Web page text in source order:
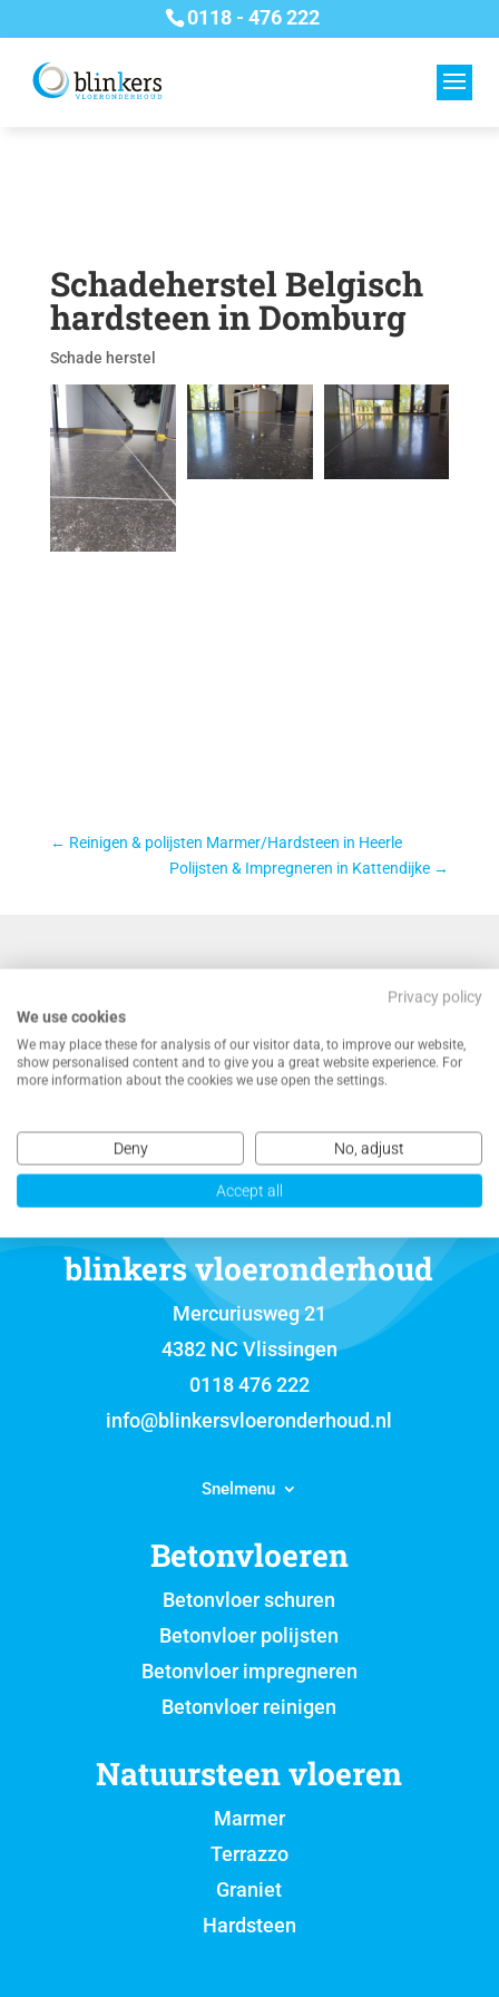
0118 - 476 222
Schadeherstel Belgisch
hardsteen in Domburg
Schade herstel
← Reinigen & polijsten Marmer/Hardsteen in Heerle
Polijsten & Impregneren in Kattendijke →
NEEM CONTACT MET ONS OP VOOR EEN
VRIJBLIJVENDE OFFERTE
blinkers vloeronderhoud
Mercuriusweg 21
4382 NC Vlissingen
0118 476 222
info@blinkersvloeronderhoud.nl
Snelmenu
Betonvloeren
Betonvloer schuren
Betonvloer polijsten
Betonvloer impregneren
Betonvloer reinigen
Natuursteen vloeren
Marmer
Terrazzo
Graniet
Hardsteen
Privacy policy
We use cookies
We may place these for analysis of our visitor data, to improve our website,
show personalised content and to give you a great website experience. For
more information about the cookies we use open the settings.
Deny No, adjust
Accept all